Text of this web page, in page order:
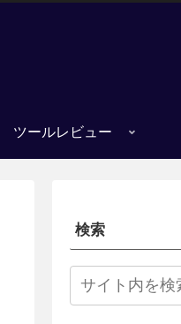
ツールレビュー
検索